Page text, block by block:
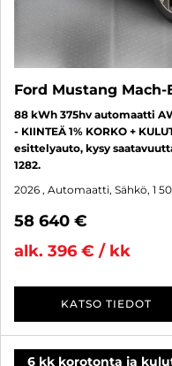
Ford Mustang Mach-
88 kWh 375hv automaatti
- KIINTEÄ 1% KORKO +
esittelyauto, kysy
1282.
2026 , Automaatti, Sähkö, 1
58 640 €
alk. 396 € / kk
KATSO TIEDOT
6 kk korotonta ja